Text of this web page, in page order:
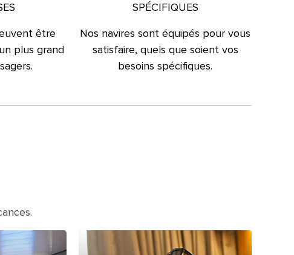
être
plus grand
SPÉCIFIQUES
Nos navires sont équipés pour vous
satisfaire, quels que soient vos
besoins spécifiques.